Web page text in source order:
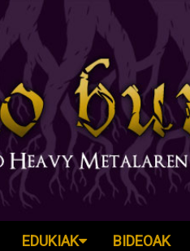
EDUKIAK BIDEOAK